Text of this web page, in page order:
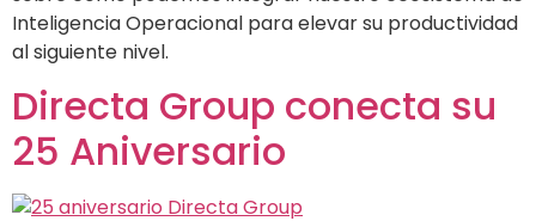
Inteligencia Operacional para elevar su productividad
al siguiente nivel.
Directa Group conecta su
25 Aniversario